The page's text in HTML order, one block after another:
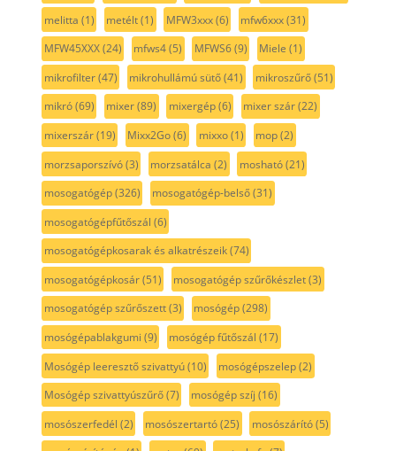
melitta (1) metélt(1) MFW3xxx(6) mfw6xxx(31)
MFW45XXX(24) mfws4(5) MFWS6(9) Miele (1)
mikrofilter(47) mikrohullámú sütő(41) mikroszűrő(51)
mikró(69) mixer(89) mixergép(6) mixer szár(22)
mixerszár(19) Mixx2Go(6) mixxo(1) mop(2)
morzsaporszívó(3) morzsatálca (2) mosható(21)
mosogatógép(326) mosogatógép-belső(31)
mosogatógépfűtőszál (6)
mosogatógépkosarak és alkatrészeik(74)
mosogatógépkosár(51) mosogatógép szűrőkészlet(3)
mosogatógép szűrőszett(3) mosógép(298)
mosógépablakgumi (9) mosógép fűtőszál (17)
Mosógép leeresztő szivattyú(10) mosógépszelep(2)
Mosógép szivattyúszűrő(7) mosógép szíj (16)
mosószerfedél (2) mosószertartó(25) mosószárító(5)